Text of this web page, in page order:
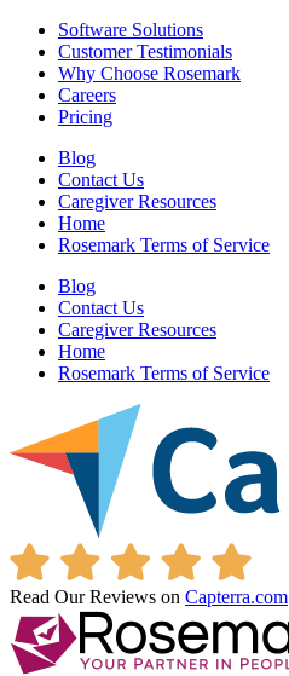
Software Solutions
Customer Testimonials
Why Choose Rosemark
Careers
Pricing
Blog
Contact Us
Caregiver Resources
Home
Rosemark Terms of Service
Blog
Contact Us
Caregiver Resources
Home
Rosemark Terms of Service
Read Our Reviews on Capterra.com